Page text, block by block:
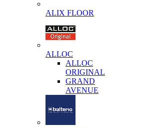
ALIX FLOOR
ALLOC
ALLOC
ORIGINAL
GRAND
AVENUE